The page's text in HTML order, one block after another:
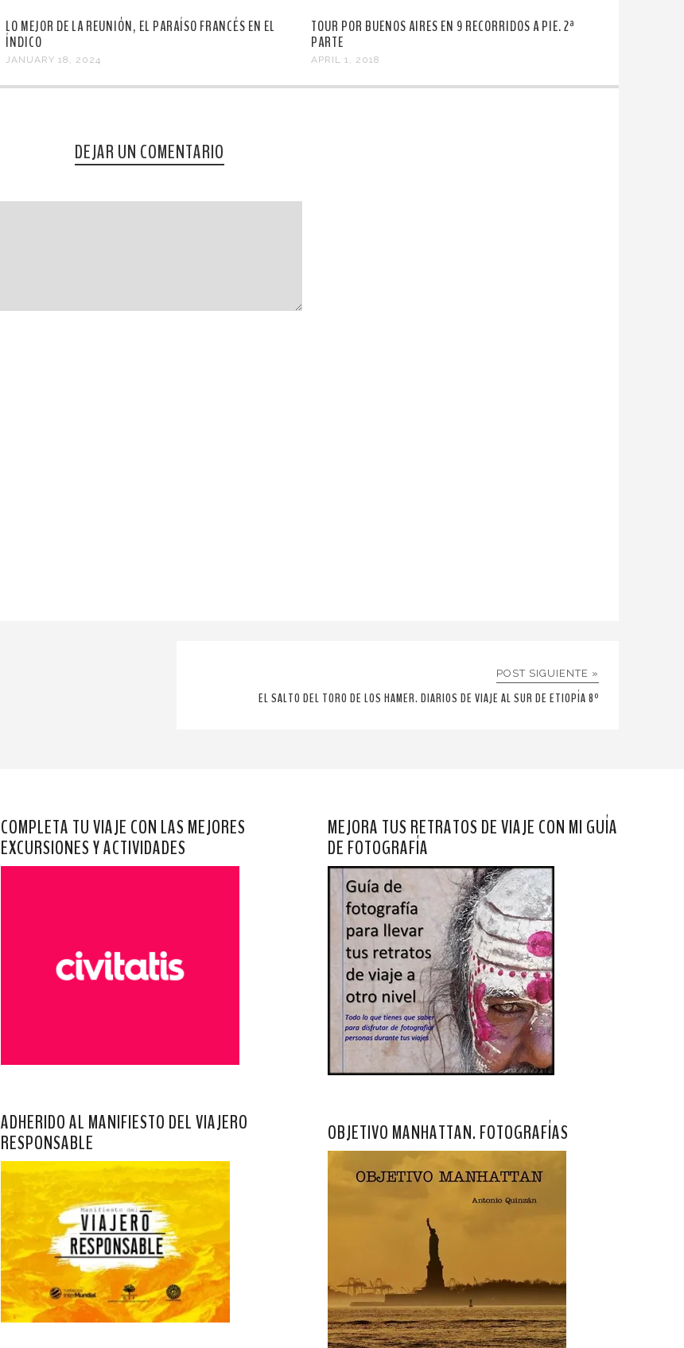
LO MEJOR DE LA REUNIÓN, EL PARAÍSO FRANCÉS EN EL
ÍNDICO
JANUARY 18, 2024
TOUR POR BUENOS AIRES EN 9 RECORRIDOS A PIE. 2ª
PARTE
APRIL 1, 2018
DEJAR UN COMENTARIO
POST SIGUIENTE »
EL SALTO DEL TORO DE LOS HAMER. DIARIOS DE VIAJE AL SUR DE ETIOPÍA 8º
COMPLETA TU VIAJE CON LAS MEJORES
EXCURSIONES Y ACTIVIDADES
ADHERIDO AL MANIFIESTO DEL VIAJERO
RESPONSABLE
MEJORA TUS RETRATOS DE VIAJE CON MI GUÍA
DE FOTOGRAFÍA
OBJETIVO MANHATTAN. FOTOGRAFÍAS